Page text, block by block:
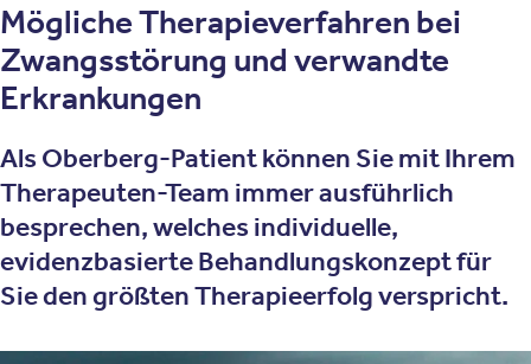
Mögliche Therapieverfahren bei
Zwangsstörung und verwandte
Erkrankungen
Als Oberberg-Patient können Sie mit Ihrem
Therapeuten-Team immer ausführlich
besprechen, welches individuelle,
evidenzbasierte Behandlungskonzept für
Sie den größten Therapieerfolg verspricht.